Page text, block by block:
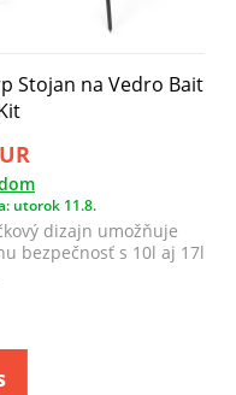
Stojan na Vedro Bait
utorok 11.8.
dizajn umožňuje
bezpečnosť s 10l aj 17l